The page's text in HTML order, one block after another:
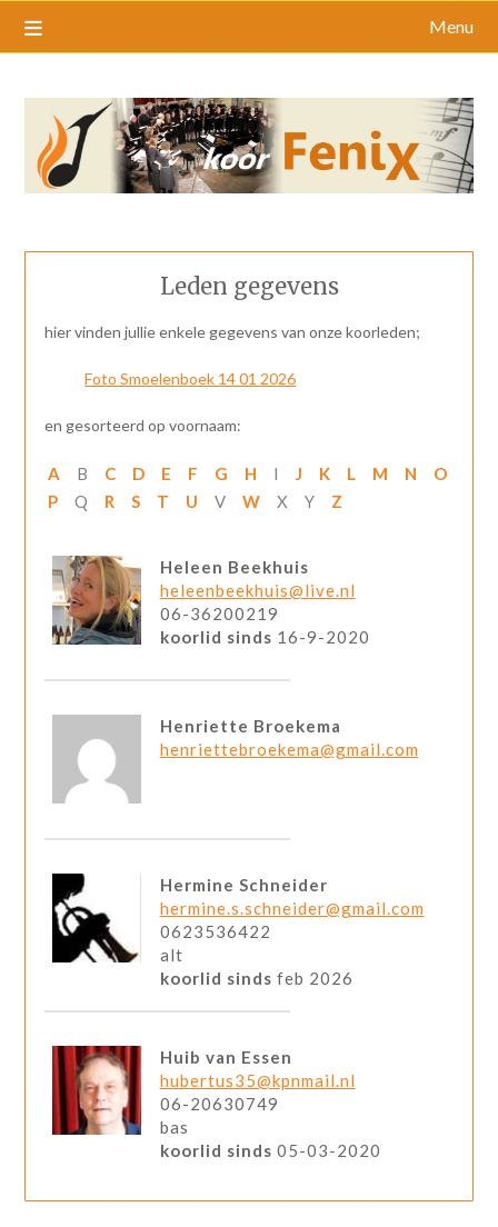
Menu
Leden gegevens
hier vinden jullie enkele gegevens van onze koorleden;
Foto Smoelenboek 14 01 2026
en gesorteerd op voornaam:
A B C D E F G H I J K L M N
O
P
Q R S T U V W X Y Z
Heleen Beekhuis
heleenbeekhuis@live.nl
06-36200219
koorlid sinds 16-9-2020
Henriette Broekema
henriettebroekema@gmail.com
Hermine Schneider
hermine.s.schneider@gmail.com
0623536422
alt
koorlid sinds feb 2026
Huib van Essen
hubertus35@kpnmail.nl
06-20630749
bas
koorlid sinds 05-03-2020